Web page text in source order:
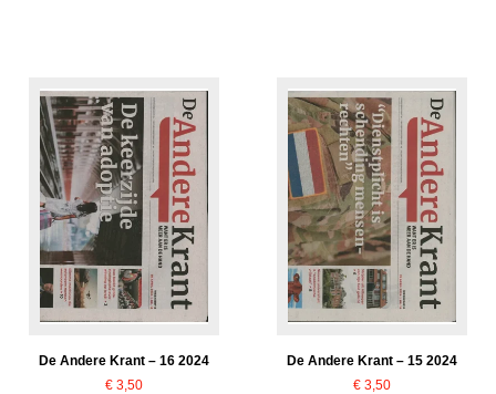
De Andere Krant – 16 2024
€ 3,50
De Andere Krant – 15 2024
€ 3,50